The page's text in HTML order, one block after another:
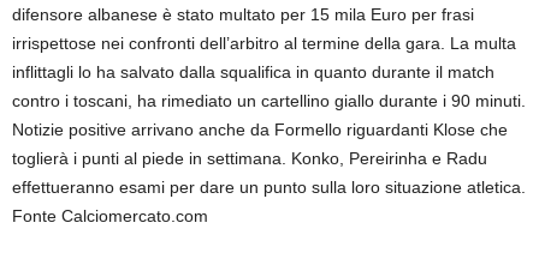
difensore albanese è stato multato per 15 mila Euro per frasi
irrispettose nei confronti dell’arbitro al termine della gara. La multa
inflittagli lo ha salvato dalla squalifica in quanto durante il match
contro i toscani, ha rimediato un cartellino giallo durante i 90 minuti.
Notizie positive arrivano anche da Formello riguardanti Klose che
toglierà i punti al piede in settimana. Konko, Pereirinha e Radu
effettueranno esami per dare un punto sulla loro situazione atletica.
Fonte Calciomercato.com